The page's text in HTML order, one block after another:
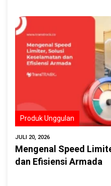
Produk Unggulan
JULI 20, 2026
Mengenal Speed
dan Efisiensi Armada